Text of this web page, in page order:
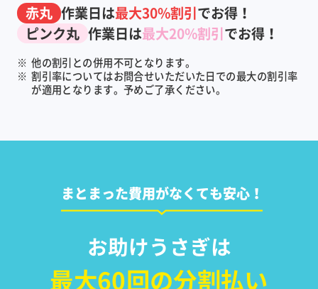
赤丸 作業日は最大30%割引でお得！
ピンク丸 作業日は最大20%割引でお得！
※ 他の割引との併用不可となります。
※ 割引率についてはお問合せいただいた日での最大の割引率
が適用となります。予めご了承ください。
まとまった費用がなくても安心！
お助けうさぎは
最大60回の分割払い